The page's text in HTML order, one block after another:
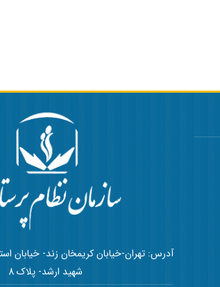
آدرس: تهران-خیابان کریمخان زند- خیابان
شهید ارشد- پلاک 8